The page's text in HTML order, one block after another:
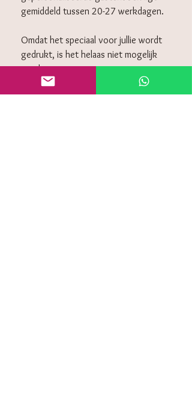
gemiddeld tussen 20-27 werkdagen.
Omdat het speciaal voor jullie wordt
gedrukt, is het helaas niet mogelijk
om deze retour te sturen.